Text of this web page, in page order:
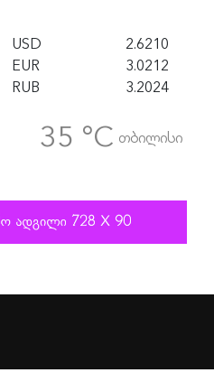
USD
2.6210
EUR
3.0212
RUB
3.2024
35 °C თბილისი